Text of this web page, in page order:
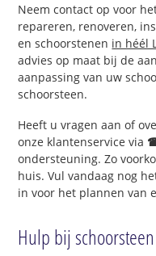
Neem contact op voor
repareren, renoveren,
en schoorstenen in héél
advies op maat bij de
aanpassing van uw
schoorsteen.
Heeft u vragen aan of
onze klantenservice via
ondersteuning. Zo
huis. Vul vandaag nog
in voor het plannen van
Hulp bij